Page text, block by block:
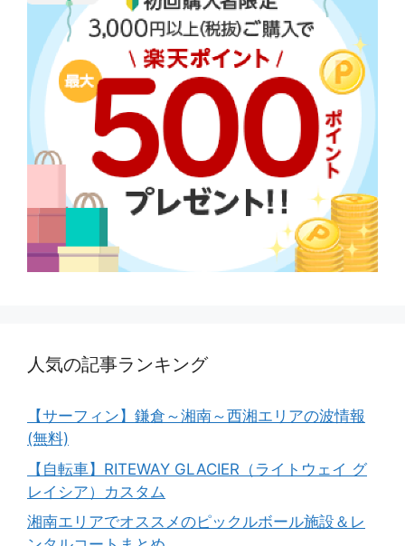
人気の記事ランキング
【サーフィン】鎌倉～湘南～西湘エリアの波情報
(無料)
【自転車】RITEWAY GLACIER（ライトウェイ グ
レイシア）カスタム
湘南エリアでオススメのピックルボール施設＆レ